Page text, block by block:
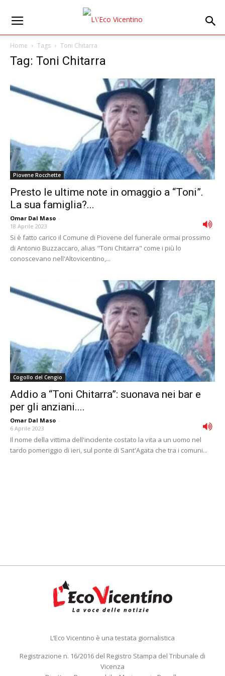
Home Tags Toni Chitarra
Tag: Toni Chitarra
Piovene Rocchette
Presto le ultime note in omaggio a “Toni”.
La sua famiglia?...
Omar Dal Maso -
18 Aprile 2023
Si è fatto carico il Comune di Piovene del funerale ormai prossimo
di Antonio Buzzaccaro, alias "Toni Chitarra" come i più lo
conoscevano nell'Altovicentino,...
Cogollo del Cengio
Addio a “Toni Chitarra”: suonava nei bar e
per gli anziani....
Omar Dal Maso -
6 Aprile 2023
Il nome della vittima dell'incidente costato la vita a un uomo nel
tardo pomeriggio di ieri, sul ponte di Sant'Agata che tra i comuni...
L’Eco Vicentino è una testata giornalistica
Registrazione n. 16/2016 del Registro Stampa del Tribunale di
Vicenza